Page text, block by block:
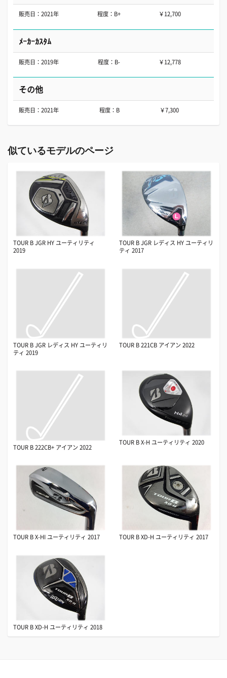
販売日：2021年 程度：B+ ￥12,700
ﾒｰｶｰｶｽﾀﾑ
販売日：2019年 程度：B- ￥12,778
その他
販売日：2021年 程度：B ￥7,300
似ているモデルのページ
TOUR B JGR HY ユーティリティ
2019
TOUR B JGR レディス HY ユーティリ
ティ 2017
TOUR B JGR レディス HY ユーティリ
ティ 2019
TOUR B 221CB アイアン 2022
TOUR B 222CB+ アイアン 2022
TOUR B X-H ユーティリティ 2020
TOUR B X-HI ユーティリティ 2017 TOUR B XD-H ユーティリティ 2017
TOUR B XD-H ユーティリティ 2018